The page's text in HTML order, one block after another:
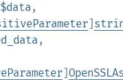
$data,
]
,
]